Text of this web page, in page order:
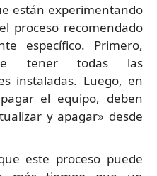
están experimentando
proceso recomendado
específico. Primero,
tener todas las
instaladas. Luego, en
el equipo, deben
y apagar» desde
este proceso puede